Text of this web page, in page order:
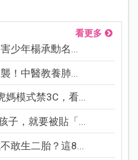
看更多
少年楊承勳名...
！中醫教養肺...
媽模式禁3C，看...
子，就要被貼「...
敢生二胎？這8...